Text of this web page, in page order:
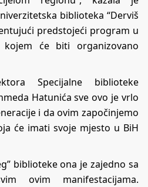
biblioteka “Derviš
predstojeći program u
će biti organizovano
Specijalne biblioteke
Hatunića sve ovo je vrlo
i da ovim započinjemo
će imati svoje mjesto u BiH
biblioteke ona je zajedno sa
ovim manifestacijama.